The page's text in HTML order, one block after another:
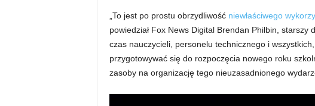
„To jest po prostu obrzydliwość niewłaściwego
powiedział Fox News Digital Brendan Philbin, starszy
czas nauczycieli, personelu technicznego i
przygotowywać się do rozpoczęcia nowego roku
zasoby na organizację tego nieuzasadnionego